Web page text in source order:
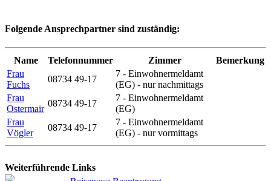
Folgende Ansprechpartner sind zuständig:
Name Telefonnummer Zimmer
Bemerkung
Frau
Fuchs
08734 49-17
7 - Einwohnermeldamt
(EG) - nur nachmittags
Frau
Ostermair
08734 49-17
7 - Einwohnermeldamt
(EG)
Frau
Vögler
08734 49-17
7 - Einwohnermeldamt
(EG) - nur vormittags
Weiterführende Links